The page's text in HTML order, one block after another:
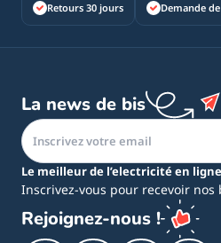
Retours 30 jours Demande
La news de bis
Le meilleur de l’electricité en
Inscrivez-vous pour recevoir nos
Rejoignez-nous !